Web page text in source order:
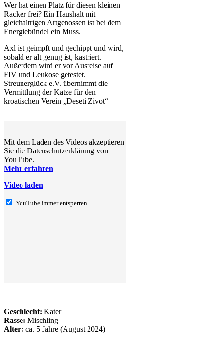
Wer hat einen Platz für diesen kleinen
Racker frei? Ein Haushalt mit
gleichaltrigen Artgenossen ist bei dem
Energiebündel ein Muss.
Axl ist geimpft und gechippt und wird,
sobald er alt genug ist, kastriert.
Außerdem wird er vor Ausreise auf
FIV und Leukose getestet.
Streunerglück e.V. übernimmt die
Vermittlung der Katze für den
kroatischen Verein „Deseti Zivot“.
Mit dem Laden des Videos akzeptieren
Sie die Datenschutzerklärung von
YouTube.
Mehr erfahren
Video laden
YouTube immer entsperren
Geschlecht: Kater
Rasse: Mischling
Alter: ca. 5 Jahre (August 2024)